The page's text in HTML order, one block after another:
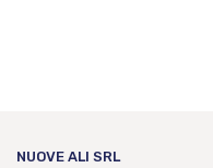
NUOVE ALI SRL